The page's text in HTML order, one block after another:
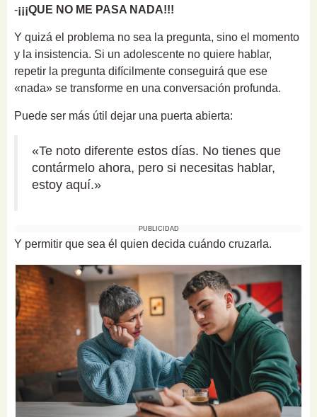
-¡¡¡QUE NO ME PASA NADA!!!
Y quizá el problema no sea la pregunta, sino el momento
y la insistencia. Si un adolescente no quiere hablar,
repetir la pregunta difícilmente conseguirá que ese
«nada» se transforme en una conversación profunda.
Puede ser más útil dejar una puerta abierta:
«Te noto diferente estos días. No tienes que
contármelo ahora, pero si necesitas hablar,
estoy aquí.»
PUBLICIDAD
Y permitir que sea él quien decida cuándo cruzarla.